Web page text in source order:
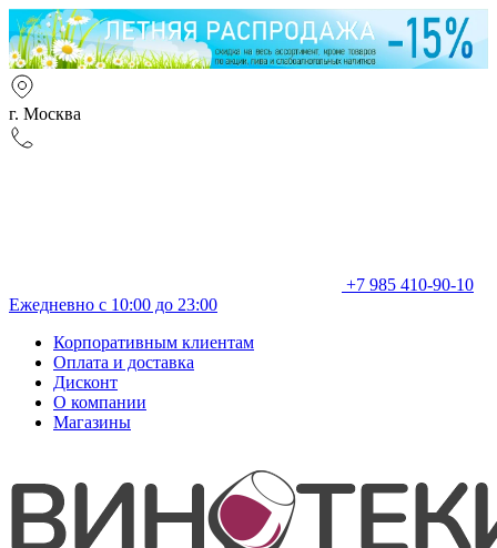
г. Москва
+7 985 410-90-10
Ежедневно с 10:00 до 23:00
Корпоративным клиентам
Оплата и доставка
Дисконт
О компании
Магазины